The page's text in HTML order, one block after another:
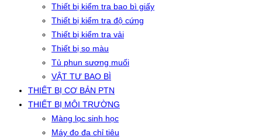
Thiết bị kiểm tra bao bì giấy
Thiết bị kiểm tra độ cứng
Thiết bị kiểm tra vải
Thiết bị so màu
Tủ phun sương muối
VẬT TƯ BAO BÌ
THIẾT BỊ CƠ BẢN PTN
THIẾT BỊ MÔI TRƯỜNG
Màng lọc sinh học
Máy đo đa chỉ tiêu